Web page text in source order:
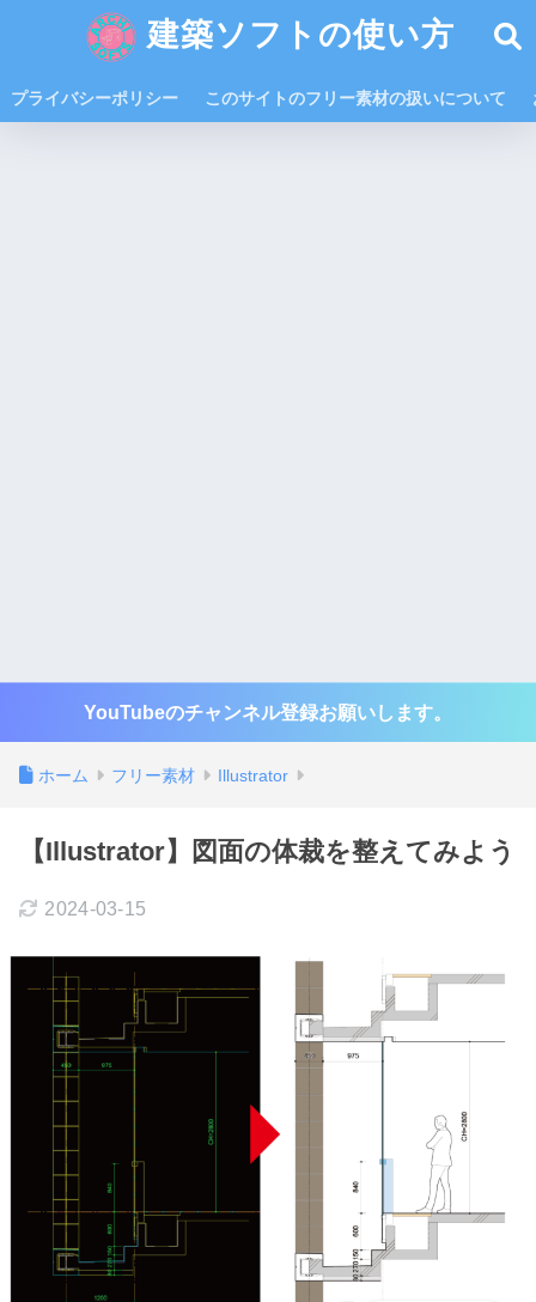
建築ソフトの使い方
プライバシーポリシー このサイトのフリー素材の扱いについて
YouTubeのチャンネル登録お願いします。
ホーム フリー素材 Illustrator
【Illustrator】図面の体裁を整えてみよう
2024-03-15